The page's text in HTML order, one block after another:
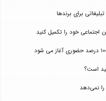
برای برندها
اجتماعی خود را تکمیل کنید
است؟
نمی‌دهد